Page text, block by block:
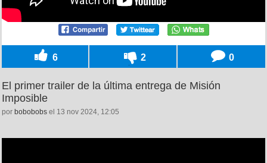
6 2 0
El primer trailer de la última entrega de Misión
Imposible
por bobobobs el 13 nov 2024, 12:05